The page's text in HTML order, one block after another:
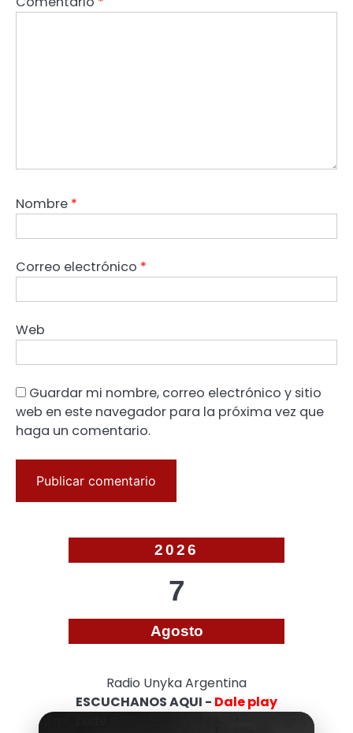
Nombre *
Correo electrónico *
Web
Guardar mi nombre, correo electrónico y sitio
web en este navegador para la próxima vez que
haga un comentario.
2026
7
Agosto
Radio Unyka Argentina
ESCUCHANOS AQUI - Dale play